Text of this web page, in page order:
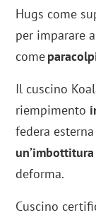
Hugs come
per imparare
come
Il cuscino
riempimento
federa
deforma.
Cuscino